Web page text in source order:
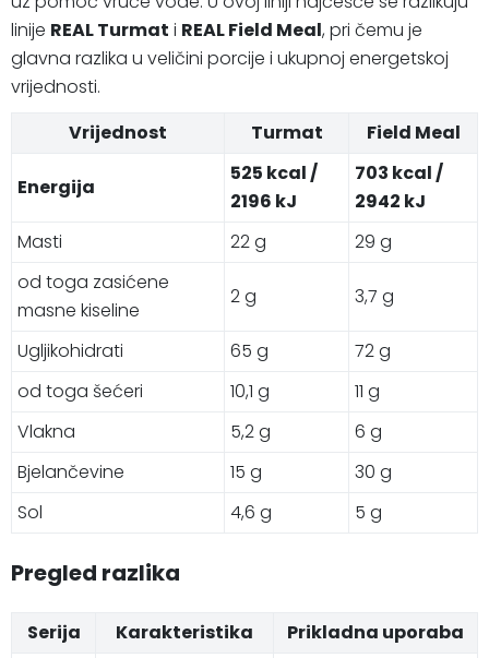
linije REAL Turmat i REAL Field Meal, pri čemu je
glavna razlika u veličini porcije i ukupnoj energetskoj
vrijednosti.
Vrijednost
Turmat Field Meal
Energija
525 kcal /
2196 kJ
703 kcal /
2942 kJ
Masti
22 g
29 g
od toga zasićene
masne kiseline
2 g 3,7 g
Ugljikohidrati 65 g
72 g
od toga šećeri
10,1 g
11 g
Vlakna
5,2 g
6 g
Bjelančevine
15 g
30 g
Sol
4,6 g 5 g
Pregled razlika
Serija Karakteristika Prikladna uporaba